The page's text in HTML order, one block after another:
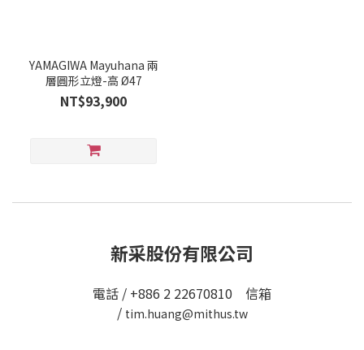
YAMAGIWA Mayuhana 兩
層圓形立燈-高 Ø47
NT$93,900
新采股份有限公司
電話 / +886 2 22670810 信箱
/ tim.huang@mithus.tw